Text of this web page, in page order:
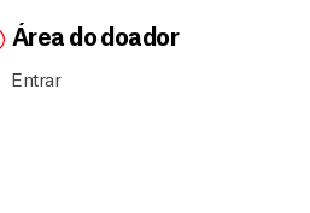
Área do doador
Entrar